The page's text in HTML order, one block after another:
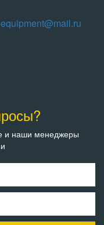
и наши менеджеры